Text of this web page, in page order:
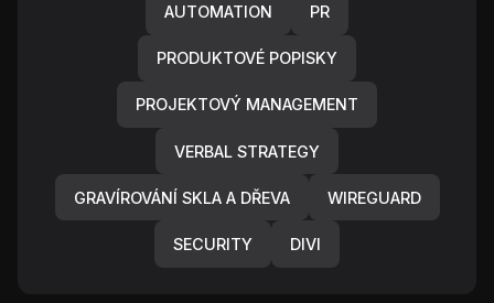
AUTOMATION PR
PRODUKTOVÉ POPISKY
PROJEKTOVÝ MANAGEMENT
VERBAL STRATEGY
GRAVÍROVÁNÍ SKLA A DŘEVA WIREGUARD
SECURITY DIVI